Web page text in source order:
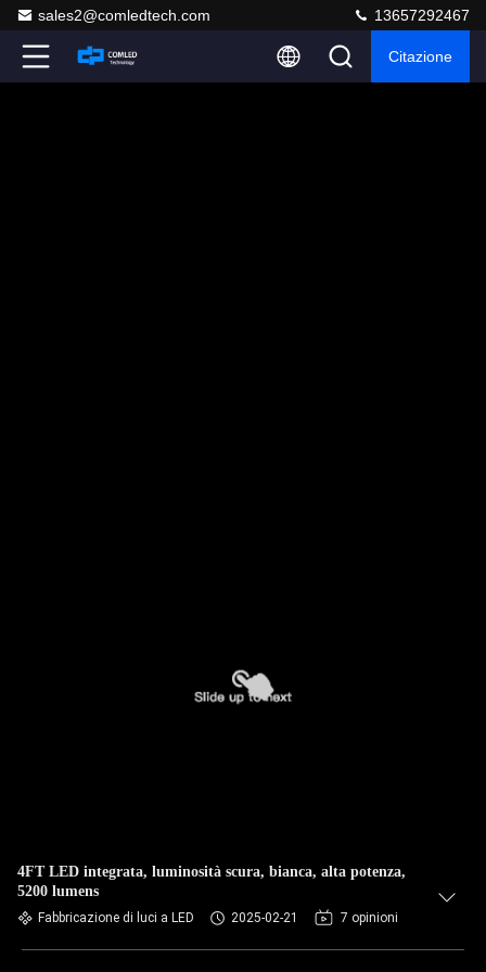
sales2@comledtech.com 13657292467
Citazione
4FT LED integrata, luminosità scura, bianca, alta potenza,
5200 lumens
Fabbricazione di luci a LED 2025-02-21 7 opinioni